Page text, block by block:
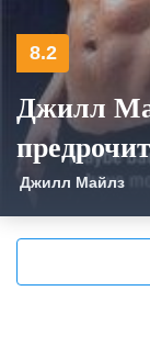
8.2
Джилл
Джилл Майлз